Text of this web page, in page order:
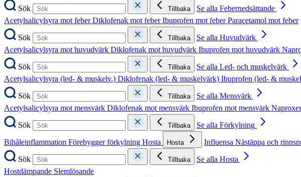
Sök
Tillbaka
Se alla Febernedsättande
Acetylsalicylsyra mot feberDiklofenak mot feberIbuprofen mot feberParacetamol mot feber
Sök
Tillbaka
Se alla Huvudvärk
Acetylsalicylsyra mot huvudvärk Diklofenak mot huvudvärk Ibuprofen mot huvudvärk
Sök
Tillbaka
Se alla Led- och muskelvärk
Acetylsalicylsyra (led- & muskelv.) Diklofenak (led- & muskelvärk) Ibuprofen (led- &
Sök
Tillbaka
Se alla Mensvärk
Acetylsalicylsyra mot mensvärk Diklofenak mot mensvärk Ibuprofen mot mensvärk
Sök
Tillbaka
Se alla Förkylning
Bihåleinflammation Förebygger förkylning Hosta Hosta Influensa Nästäppa och
Sök
Tillbaka
Se alla Hosta
Hostdämpande Slemlösande